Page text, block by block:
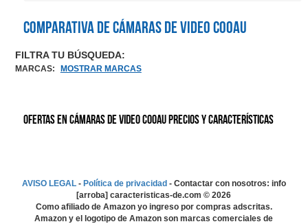
Comparativa de Cámaras de video COOAU
FILTRA TU BÚSQUEDA:
MARCAS: MOSTRAR MARCAS
Ofertas en Cámaras de video COOAU precios y características
AVISO LEGAL- Política de privacidad - Contactar con nosotros: info
[arroba] caracteristicas-de.com ©2026
Como afiliado de Amazon yo ingreso por compras adscritas.
Amazon y el logotipo de Amazon son marcas comerciales de